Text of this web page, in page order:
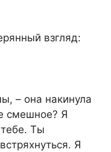
взгляд:
– она накинула
смешное? Я
Ты
Я